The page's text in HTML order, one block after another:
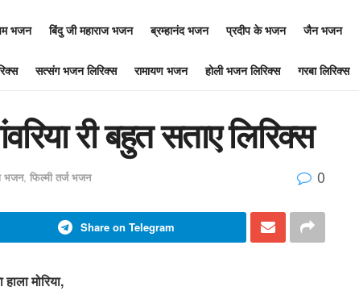
भजन बिंदु जी महाराज भजन ब्रम्हानंद भजन प्रदीप के भजन जैन भजन
सत्संग भजन लिरिक्स रामायण भजन होली भजन लिरिक्स गरबा लिरिक्स
री बहुत सताए लिरिक्स
भजन, फिल्मी तर्ज भजन 0
Share on Telegram
हाला मोरिया,